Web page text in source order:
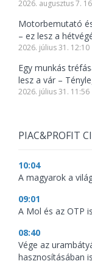
2026. augusztus 7.
Motorbemutató
– ez lesz a
2026. július 31. 12:10
Egy munkás
lesz a vár –
2026. július 31. 11:56
PIAC&PROFIT
10:04
A magyarok a
09:01
A Mol és az OTP
08:40
Vége az
hasznosításában is